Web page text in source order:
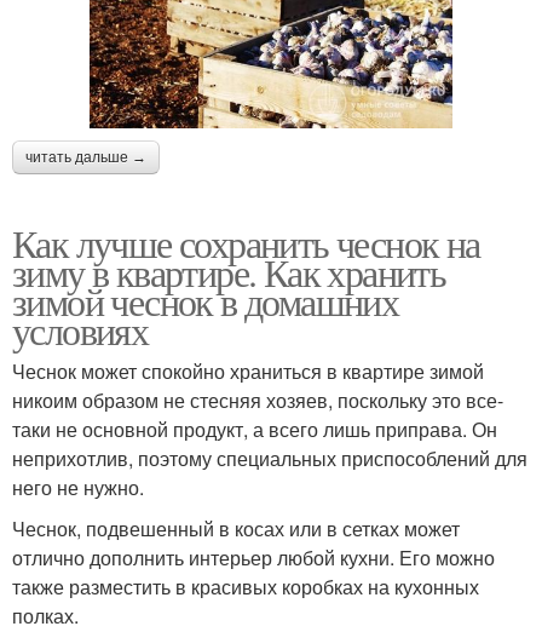
читать дальше →
Как лучше сохранить чеснок на
зиму в квартире. Как хранить
зимой чеснок в домашних
условиях
Чеснок может спокойно храниться в квартире зимой
никоим образом не стесняя хозяев, поскольку это все-
таки не основной продукт, а всего лишь приправа. Он
неприхотлив, поэтому специальных приспособлений для
него не нужно.
Чеснок, подвешенный в косах или в сетках может
отлично дополнить интерьер любой кухни. Его можно
также разместить в красивых коробках на кухонных
полках.